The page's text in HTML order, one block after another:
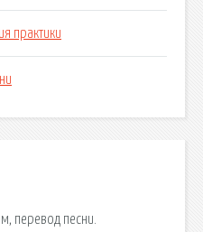
практики
перевод песни.